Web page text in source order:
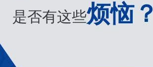
是否有这些烦恼？